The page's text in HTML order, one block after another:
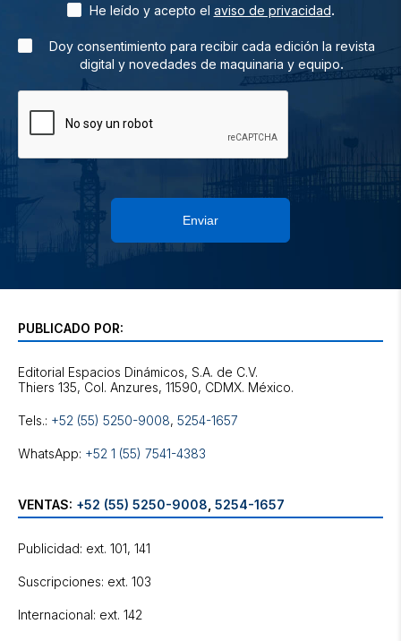
He leído y acepto el aviso de privacidad.
Doy consentimiento para recibir cada edición la revista
digital y novedades de maquinaria y equipo.
Enviar
PUBLICADO POR:
Editorial Espacios Dinámicos, S.A. de C.V.
Tels.: +52 (55) 5250-9008, 5254-1657
WhatsApp: +52 1 (55) 7541-4383
VENTAS: +52 (55) 5250-9008 5254-1657
Publicidad: ext. 101, 141
Suscripciones: ext. 103
Internacional: ext. 142